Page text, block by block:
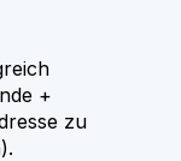
+
zu